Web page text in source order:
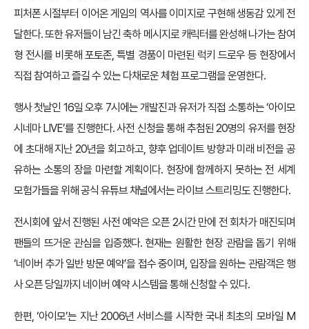
피처폰 시절부터 이어온 게임의 역사를 이미지로 구현해 생동감 있게 전
달한다. 또한 유저들이 남긴 축하 메시지로 캐릭터를 완성해 나가는 참여
형 전시를 비롯해 포토존, 특별 경품이 마련된 럭키 드로우 등 현장에서
직접 참여하고 즐길 수 있는 다채로운 체험 프로그램을 운영한다.
행사 첫날인 16일 오후 7시에는 개발진과 유저가 직접 소통하는 ‘아이모
시네마 LIVE’를 진행한다. 사전 신청을 통해 추첨된 20명의 유저를 현장
에 초대해 지난 20년을 회고하고, 향후 업데이트 방향과 미래 비전을 공
유하는 소통의 장을 마련할 계획이다. 현장에 함께하지 못하는 전 세계
모험가들을 위해 공식 유튜브 채널에서는 라이브 스트리밍도 진행한다.
전시회에 앞서 진행된 사전 예약은 오픈 2시간 만에 전 회차가 매진되며
팬들의 뜨거운 관심을 입증했다. 현재는 원활한 현장 관람을 돕기 위해
‘네이버 추가 일반 방문 예약’을 접수 중이며, 입장을 원하는 관람객은 행
사 오픈 당일까지 네이버 예약 시스템을 통해 신청할 수 있다.
한편, ‘아이모’는 지난 2006년 서비스를 시작한 국내 최초의 모바일 M